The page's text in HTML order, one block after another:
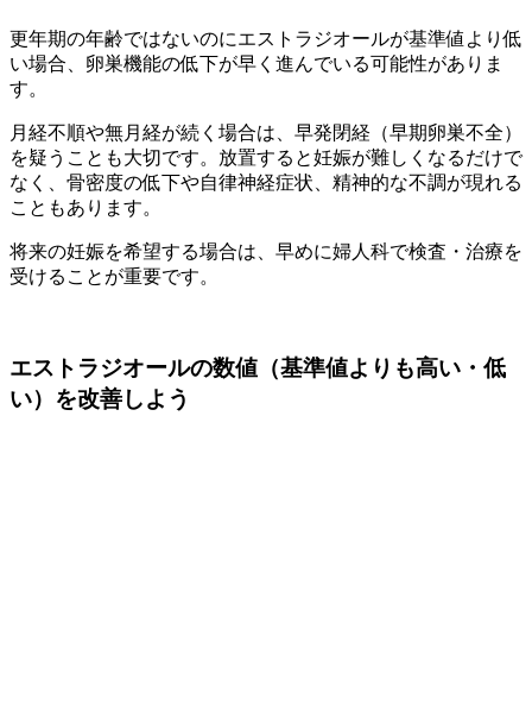
更年期の年齢ではないのにエストラジオールが基準値より低
い場合、卵巣機能の低下が早く進んでいる可能性がありま
す。
月経不順や無月経が続く場合は、早発閉経（早期卵巣不全）
を疑うことも大切です。放置すると妊娠が難しくなるだけで
なく、骨密度の低下や自律神経症状、精神的な不調が現れる
こともあります。
将来の妊娠を希望する場合は、早めに婦人科で検査・治療を
受けることが重要です。
エストラジオールの数値（基準値よりも高い・低
い）を改善しよう